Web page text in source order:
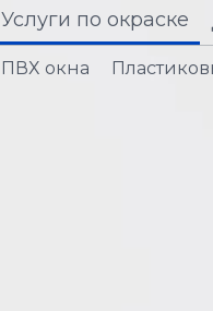
Услуги по окраске
ПВХ окна